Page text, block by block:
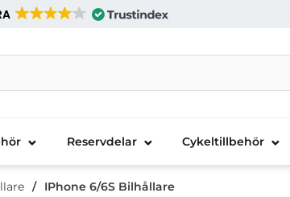
AB
Reservdelar Cykeltillbehör
IPhone 6/6S Bilhållare